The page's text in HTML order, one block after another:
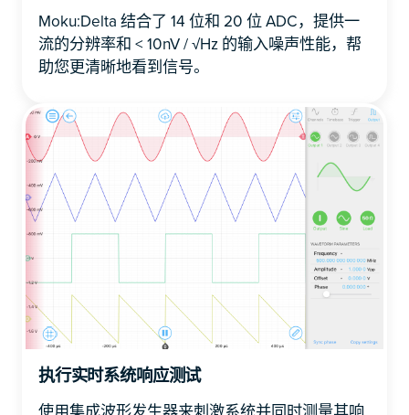
Moku:Delta 结合了 14 位和 20 位 ADC，提供一
流的分辨率和 < 10nV / √Hz 的输入噪声性能，帮
助您更清晰地看到信号。
执行实时系统响应测试